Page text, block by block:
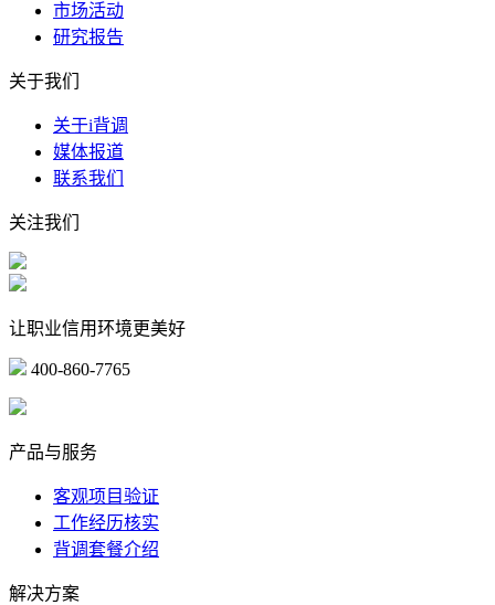
市场活动
研究报告
关于我们
关于i背调
媒体报道
联系我们
关注我们
让职业信用环境更美好
400-860-7765
产品与服务
客观项目验证
工作经历核实
背调套餐介绍
解决方案